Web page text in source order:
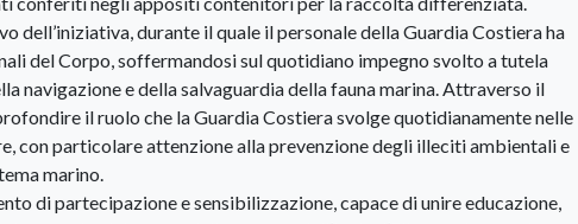
durante il quale il personale della Guardia Costiera ha
del Corpo, soffermandosi sul quotidiano impegno svolto a tutela
navigazione e della salvaguardia della fauna marina. Attraverso il
il ruolo che la Guardia Costiera svolge quotidianamente nelle
con particolare attenzione alla prevenzione degli illeciti ambientali e
marino.
di partecipazione e sensibilizzazione, capace di unire educazione,